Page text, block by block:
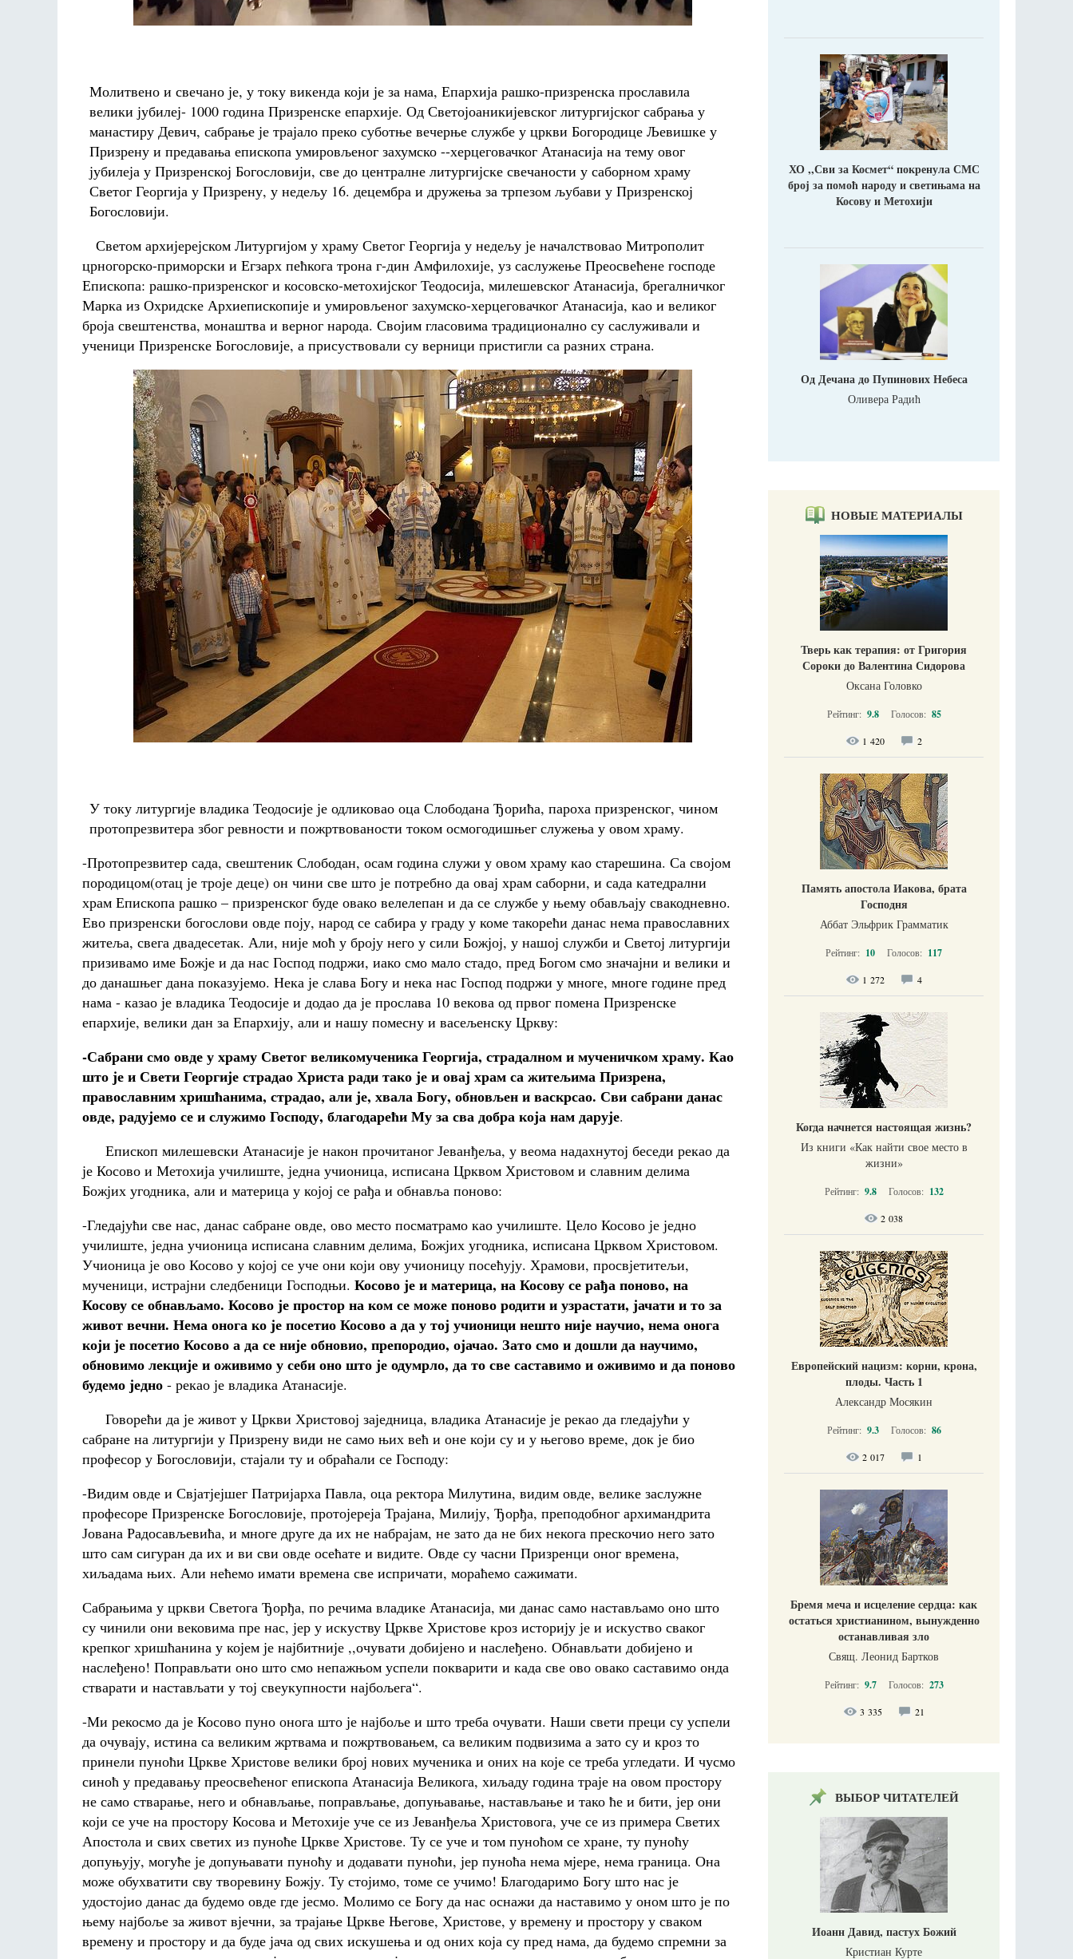
Молитвено и свечано је, у току викенда који је за нама, Епархија рашко-призренска прославила
велики јубилеј- 1000 година Призренске епархије. Од Светојоаникијевског литургијског сабрања у
манастиру Девич, сабрање је трајало преко суботње вечерње службе у цркви Богородице Љевишке у
Призрену и предавања епископа умировљеног захумско --херцеговачког Атанасија на тему овог
јубилеја у Призренској Богословији, све до централне литургијске свечаности у саборном храму
Светог Георгија у Призрену, у недељу 16. децембра и дружења за трпезом љубави у Призренској
Богословији.
Светом архијерејском Литургијом у храму Светог Георгија у недељу је началствовао Митрополит
црногорско-приморски и Егзарх пећкога трона г-дин Амфилохије, уз саслужење Преосвећене господе
Епископа: рашко-призренског и косовско-метохијског Теодосија, милешевског Атанасија, брегалничког
Марка из Охридске Архиепископије и умировљеног захумско-херцеговачког Атанасија, као и великог
броја свештенства, монаштва и верног народа. Својим гласовима традиционално су саслуживали и
ученици Призренске Богословије, а присуствовали су верници пристигли са разних страна.
У току литургије владика Теодосије је одликовао оца Слободана Ђорића, пароха призренског, чином
протопрезвитера због ревности и пожртвованости током осмогодишњег служења у овом храму.
-Протопрезвитер сада, свештеник Слободан, осам година служи у овом храму као старешина. Са својом
породицом(отац је троје деце) он чини све што је потребно да овај храм саборни, и сада катедрални
храм Епископа рашко – призренског буде овако велелепан и да се службе у њему обављају свакодневно.
Ево призренски богослови овде поју, народ се сабира у граду у коме такорећи данас нема православних
житеља, свега двадесетак. Али, није моћ у броју него у сили Божјој, у нашој служби и Светој литургији
призивамо име Божје и да нас Господ подржи, иако смо мало стадо, пред Богом смо значајни и велики и
до данашњег дана показујемо. Нека је слава Богу и нека нас Господ подржи у многе, многе године пред
нама - казао је владика Теодосије и додао да је прослава 10 векова од првог помена Призренске
епархије, велики дан за Епархију, али и нашу помесну и васељенску Цркву:
-Сабрани смо овде у храму Светог великомученика Георгија, страдалном и мученичком храму. Као
што је и Свети Георгије страдао Христа ради тако је и овај храм са житељима Призрена,
православним хришћанима, страдао, али је, хвала Богу, обновљен и васкрсао. Сви сабрани данас
овде, радујемо се и служимо Господу, благодарећи Му за сва добра која нам дарује.
Епископ милешевски Атанасије је након прочитаног Јеванђеља, у веома надахнутој беседи рекао да
је Косово и Метохија училиште, једна учионица, исписана Црквом Христовом и славним делима
Божјих угодника, али и материца у којој се рађа и обнавља поново:
-Гледајући све нас, данас сабране овде, ово место посматрамо као училиште. Цело Косово је једно
училиште, једна учионица исписана славним делима, Божјих угодника, исписана Црквом Христовом.
Учионица је ово Косово у којој се уче они који ову учионицу посећују. Храмови, просвјетитељи,
мученици, истрајни следбеници Господњи. Косово је и материца, на Косову се рађа поново, на
Косову се обнављамо. Косово је простор на ком се може поново родити и узрастати, јачати и то за
живот вечни. Нема онога ко је посетио Косово а да у тој учионици нешто није научио, нема онога
који је посетио Косово а да се није обновио, препородио, ојачао. Зато смо и дошли да научимо,
обновимо лекције и оживимо у себи оно што је одумрло, да то све саставимо и оживимо и да поново
будемо једно- рекао је владика Атанасије.
Говорећи да је живот у Цркви Христовој заједница, владика Атанасије је рекао да гледајући у
сабране на литургији у Призрену види не само њих већ и оне који су и у његово време, док је био
професор у Богословији, стајали ту и обраћали се Господу:
-Видим овде и Свјатјејшег Патријарха Павла, оца ректора Милутина, видим овде, велике заслужне
професоре Призренске Богословије, протојереја Трајана, Милију, Ђорђа, преподобног архимандрита
Јована Радосављевића, и многе друге да их не набрајам, не зато да не бих некога прескочио него зато
што сам сигуран да их и ви сви овде осећате и видите. Овде су часни Призренци оног времена,
хиљадама њих. Али нећемо имати времена све испричати, мораћемо сажимати.
Сабрањима у цркви Светога Ђорђа, по речима владике Атанасија, ми данас само настављамо оно што
су чинили они вековима пре нас, јер у искуству Цркве Христове кроз историју је и искуство сваког
крепког хришћанина у којем је најбитније ,,очувати добијено и наслеђено. Обнављати добијено и
наслеђено! Поправљати оно што смо непажњом успели покварити и када све ово овако саставимо онда
стварати и настављати у тој свеукупности најбољега“.
-Ми рекосмо да је Косово пуно онога што је најбоље и што треба очувати. Наши свети преци су успели
да очувају, истина са великим жртвама и пожртвовањем, са великим подвизима а зато су и кроз то
принели пуноћи Цркве Христове велики број нових мученика и оних на које се треба угледати. И чусмо
синоћ у предавању преосвећеног епископа Атанасија Великога, хиљаду година траје на овом простору
не само стварање, него и обнављање, поправљање, допуњавање, настављање и тако ће и бити, јер они
који се уче на простору Косова и Метохије уче се из Јеванђеља Христовога, уче се из примера Светих
Апостола и свих светих из пуноће Цркве Христове. Ту се уче и том пуноћом се хране, ту пуноћу
допуњују, могуће је допуњавати пуноћу и додавати пуноћи, јер пуноћа нема мјере, нема граница. Она
може обухватити сву творевину Божју. Ту стојимо, томе се учимо! Благодаримо Богу што нас је
удостојио данас да будемо овде где јесмо. Молимо се Богу да нас оснажи да наставимо у оном што је по
њему најбоље за живот вјечни, за трајање Цркве Његове, Христове, у времену и простору у сваком
времену и простору и да буде јача од свих искушења и од оних која су пред нама, да будемо спремни за
ХО ,,Сви за Космет“ покренула СМС
број за помоћ народу и светињама на
Косову и Метохији
Од Дечана до Пупинових Небеса
Оливера Радић
НОВЫЕ МАТЕРИАЛЫ
Тверь как терапия: от Григория
Сороки до Валентина Сидорова
Оксана Головко
Рейтинг: 9.8 Голосов: 85
1 420 2
Память апостола Иакова, брата
Господня
Аббат Эльфрик Грамматик
Рейтинг: 10 Голосов: 117
1 272 4
Когда начнется настоящая жизнь?
Из книги «Как найти свое место в
жизни​»
Рейтинг: 9.8 Голосов: 132
2 038
Европейский нацизм: корни, крона,
плоды. Часть 1
Александр Мосякин
Рейтинг: 9.3 Голосов: 86
2 017 1
Бремя меча и исцеление сердца: как
остаться христианином, вынужденно
останавливая зло
Свящ. Леонид Бартков
Рейтинг: 9.7 Голосов: 273
3 335 21
ВЫБОР ЧИТАТЕЛЕЙ
Иоанн Давид, пастух Божий
Кристиан Курте